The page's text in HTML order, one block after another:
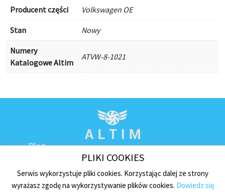
Producent części Volkswagen OE
Stan Nowy
Numery
Katalogowe Altim
ATVW-8-1021
Blog
Regulamin sklepu
Polityka prywatności
PLIKI COOKIES
Serwis wykorzystuje pliki cookies. Korzystając dalej ze strony
wyrażasz zgodę na wykorzystywanie plików cookies. Dowiedz się